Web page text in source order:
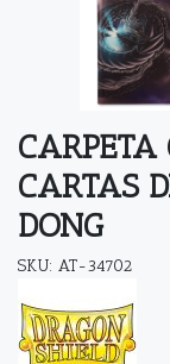
CARTAS
DONG
SKU: AT-34702